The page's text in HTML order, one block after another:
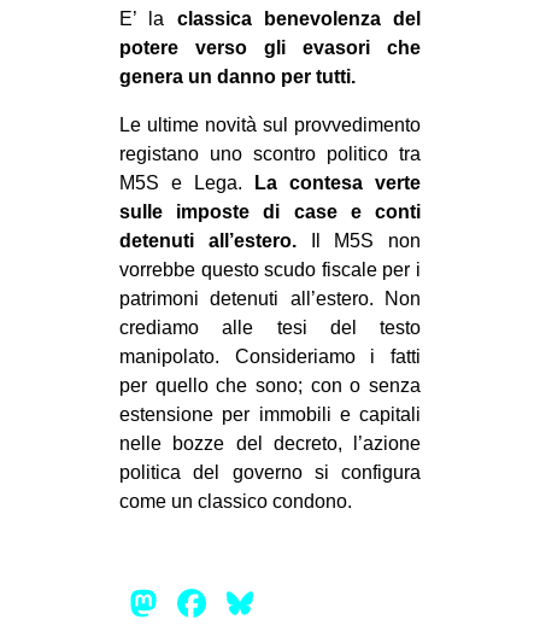
tw
bsky
ms
SEARCH
E’ la classica benevolenza del
potere verso gli evasori che
genera un danno per tutti.
Le ultime novità sul provvedimento
registano uno scontro politico tra
M5S e Lega.
La contesa verte
sulle imposte di case e conti
detenuti all’estero.Il M5S non
vorrebbe questo scudo fiscale per i
patrimoni detenuti all’estero. Non
crediamo alle tesi del testo
manipolato. Consideriamo i fatti
per quello che sono; con o senza
estensione per immobili e capitali
nelle bozze del decreto, l’azione
politica del governo si configura
come un classico condono.
Mastodon
Facebook